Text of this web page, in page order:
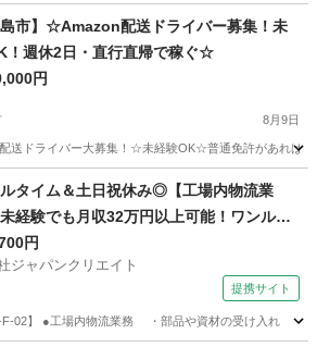
バー
島市】☆Amazon配送ドライバー募集！未
！週休2日・直行直帰で稼ぐ☆
円
8月9日
配送ドライバー大募集！☆未経験OK☆普通免許があれば
バー Amazon
ルタイム＆土日祝休み◎【工場内物流業
経験でも月収32万円以上可能！ワンルー
！円
ジャパンクリエイト
提携サイト
F-02】 ●工場内物流業務 ・部品や資材の受け入れ